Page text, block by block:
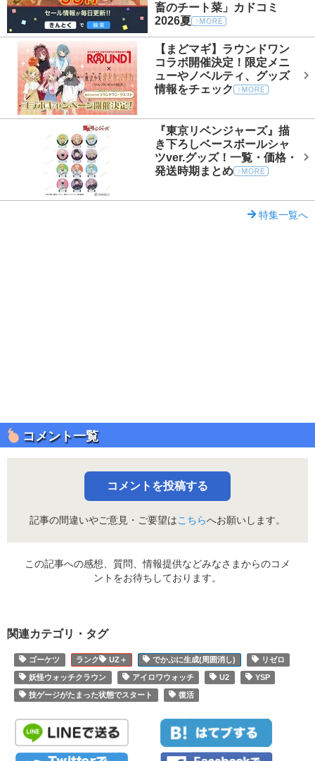
畜のチート菜」カドコミ
2026夏
【まどマギ】ラウンドワン
コラボ開催決定！限定メニ
ューやノベルティ、グッズ
情報をチェック
『東京リベンジャーズ』描
き下ろしベースボールシャ
ツver.グッズ！一覧・価格・
発送時期まとめ
特集一覧へ
コメント一覧
コメントを投稿する
記事の間違いやご意見・ご要望はこちらへお願いします。
この記事への感想、質問、情報提供などみなさまからのコメ
ントをお待ちしております。
関連カテゴリ・タグ
ゴーケツ UZ＋ でかぷに生成(周囲消し) リゼロ
妖怪ウォッチクラウン アイロワウォッチ U2 YSP
技ゲージがたまった状態でスタート 復活